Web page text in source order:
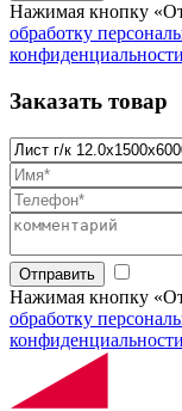
Нажимая кнопку
обработку
конфиденциальности
Заказать товар
Отправить
Нажимая кнопку
обработку
конфиденциальности